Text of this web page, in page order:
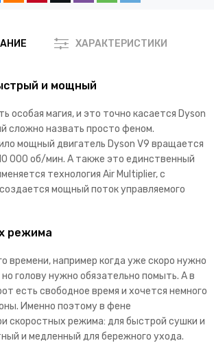
ХАРАКТЕРИСТИКИ
и мощный
особая магия, и это точно касается Dyson
сложно назвать просто феном.
мощный двигатель Dyson V9 вращается
000 об/мин. А также это единственный
технология Air Multiplier, с
мощный поток управляемого
режима
времени, например когда уже скоро нужно
голову нужно обязательно помыть. А в
есть свободное время и хочется немного
Именно поэтому в фене
скоростных режима: для быстрой сушки и
и медленный для бережного ухода.